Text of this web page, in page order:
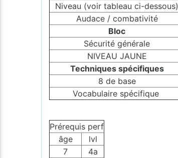
Niveau (voir tableau ci-dessous)
Audace / combativité
Bloc
Sécurité générale
NIVEAU JAUNE
Techniques spécifiques
8 de base
Vocabulaire spécifique
Prérequis perf
âge
lvl
7
4a